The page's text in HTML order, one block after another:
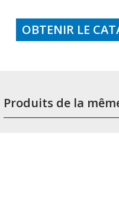
OBTENIR LE
Produits de la